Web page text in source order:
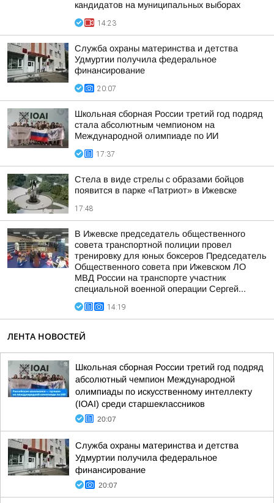
кандидатов на муниципальных выборах
14:23
Служба охраны материнства и детства
Удмуртии получила федеральное
финансирование
20:07
Школьная сборная России третий год подряд
стала абсолютным чемпионом на
Международной олимпиаде по ИИ
17:37
Стела в виде стрелы с образами бойцов
появится в парке «Патриот» в Ижевске
17:48
В Ижевске председатель общественного
совета транспортной полиции провел
тренировку для юных боксеров Председатель
Общественного совета при Ижевском ЛО
МВД России на транспорте участник
специальной военной операции Сергей...
14:19
ЛЕНТА НОВОСТЕЙ
Школьная сборная России третий год подряд
абсолютный чемпион Международной
олимпиады по искусственному интеллекту
(IOAI) среди старшеклассников
20:07
Служба охраны материнства и детства
Удмуртии получила федеральное
финансирование
20:07